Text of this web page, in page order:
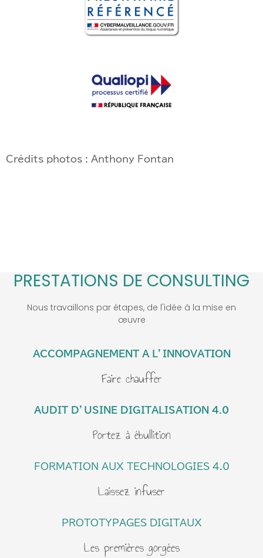
Crédits photos : Anthony Fontan
PRESTATIONS DE CONSULTING
Nous travaillons par étapes, de l'idée à la mise en
œuvre
ACCOMPAGNEMENT A L’INNOVATION
Faire chauffer
AUDIT D’USINE DIGITALISATION 4.0
Portez à ébullition
FORMATION AUX TECHNOLOGIES 4.0
Laissez infuser
PROTOTYPAGES DIGITAUX
Les premières gorgées